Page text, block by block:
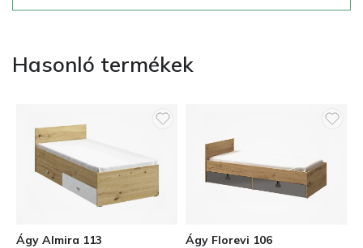
Hasonló termékek
Ágy Almira 113 Ágy Florevi 106